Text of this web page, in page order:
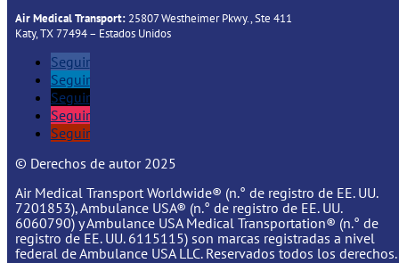
Air Medical Transport:25807 Westheimer Pkwy., Ste 411
Katy, TX 77494 – Estados Unidos
Seguir
Seguir
Seguir
Seguir
Seguir
© Derechos de autor 2025
Air Medical Transport Worldwide® (n.° de registro de EE. UU.
7201853), Ambulance USA® (n.° de registro de EE. UU.
6060790) y Ambulance USA Medical Transportation® (n.° de
registro de EE. UU. 6115115) son marcas registradas a nivel
federal de Ambulance USA LLC. Reservados todos los derechos.